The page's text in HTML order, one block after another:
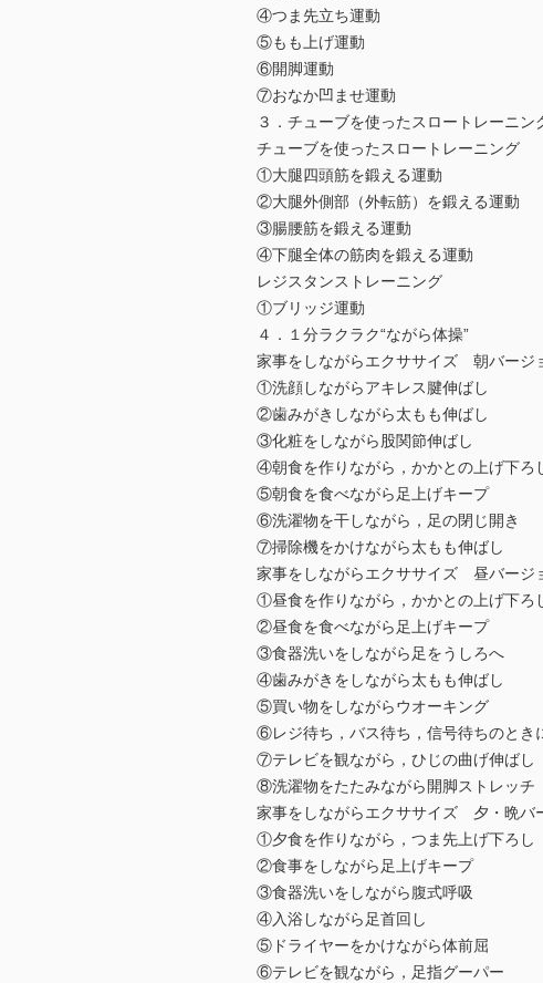
④つま先立ち運動
⑤もも上げ運動
⑥開脚運動
⑦おなか凹ませ運動
３．チューブを使ったスロートレーニ
チューブを使ったスロートレーニング
①大腿四頭筋を鍛える運動
②大腿外側部（外転筋）を鍛える運動
③腸腰筋を鍛える運動
④下腿全体の筋肉を鍛える運動
レジスタンストレーニング
①ブリッジ運動
４．１分ラクラク“ながら体操”
家事をしながらエクササイズ 朝バージ
①洗顔しながらアキレス腱伸ばし
②歯みがきしながら太もも伸ばし
③化粧をしながら股関節伸ばし
④朝食を作りながら，かかとの上げ下ろ
⑤朝食を食べながら足上げキープ
⑥洗濯物を干しながら，足の閉じ開き
⑦掃除機をかけながら太もも伸ばし
家事をしながらエクササイズ 昼バージ
①昼食を作りながら，かかとの上げ下ろ
②昼食を食べながら足上げキープ
③食器洗いをしながら足をうしろへ
④歯みがきをしながら太もも伸ばし
⑤買い物をしながらウオーキング
⑥レジ待ち，バス待ち，信号待ちのとき
⑦テレビを観ながら，ひじの曲げ伸ばし
⑧洗濯物をたたみながら開脚ストレッチ
家事をしながらエクササイズ 夕・晩バ
①夕食を作りながら，つま先上げ下ろし
②食事をしながら足上げキープ
③食器洗いをしながら腹式呼吸
④入浴しながら足首回し
⑤ドライヤーをかけながら体前屈
⑥テレビを観ながら，足指グーパー